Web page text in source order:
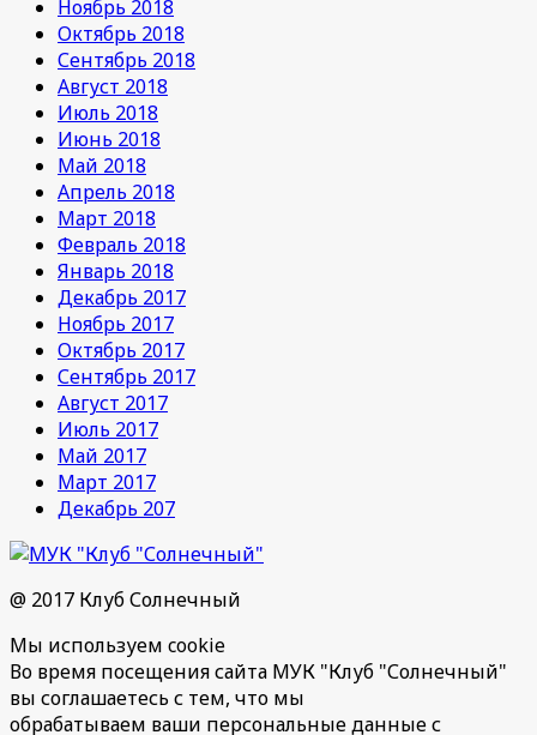
Ноябрь 2018
Октябрь 2018
Сентябрь 2018
Август 2018
Июль 2018
Июнь 2018
Май 2018
Апрель 2018
Март 2018
Февраль 2018
Январь 2018
Декабрь 2017
Ноябрь 2017
Октябрь 2017
Сентябрь 2017
Август 2017
Июль 2017
Май 2017
Март 2017
Декабрь 207
@ 2017 Клуб Солнечный
Мы используем cookie
Во время посещения сайта МУК "Клуб "Солнечный"
вы соглашаетесь с тем, что мы
обрабатываем ваши персональные данные с